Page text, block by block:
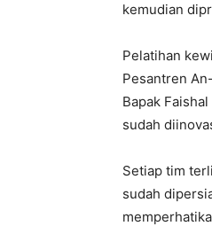
kemudian
Pelatihan
Pesantren
Bapak
sudah
Setiap tim
sudah